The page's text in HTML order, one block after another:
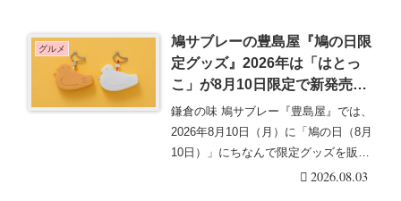
グルメ
鳩サブレーの豊島屋『鳩の日限
定グッズ』2026年は「はとっ
こ」が8月10日限定で新発売！
取扱店舗はどこ？販売方法、口
コミ、売り切れまとめ！オンラ
インは受注生産も実施！シリコ
ンポーチ+カラビナ！
鎌倉の味 鳩サブレー『豊島屋』では、
2026年8月10日（月）に「鳩の日（8月
10日）」にちなんで限定グッズを販売
2026.08.03